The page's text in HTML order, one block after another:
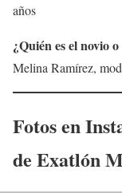
años
¿Quién es el novio
Melina Ramírez,
Fotos en
de Exatlón